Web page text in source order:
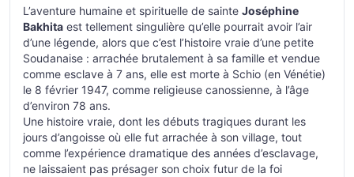
L’aventure humaine et spirituelle de sainte Joséphine
Bakhita est tellement singulière qu’elle pourrait avoir l’air
d’une légende, alors que c’est l’histoire vraie d’une petite
Soudanaise : arrachée brutalement à sa famille et vendue
comme esclave à 7 ans, elle est morte à Schio (en Vénétie)
le 8 février 1947, comme religieuse canossienne, à l’âge
d’environ 78 ans.
Une histoire vraie, dont les débuts tragiques durant les
jours d’angoisse où elle fut arrachée à son village, tout
comme l’expérience dramatique des années d’esclavage,
ne laissaient pas présager son choix futur de la foi